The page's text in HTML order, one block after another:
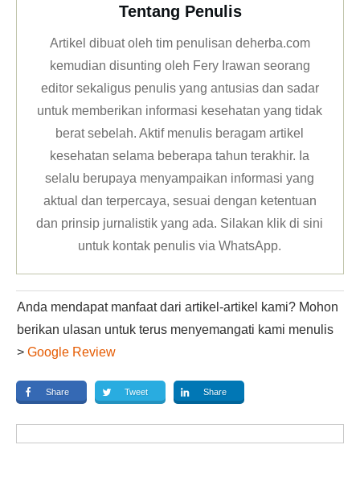
Tentang Penulis
Artikel dibuat oleh tim penulisan deherba.com
kemudian disunting oleh Fery Irawan seorang
editor sekaligus penulis yang antusias dan sadar
untuk memberikan informasi kesehatan yang tidak
berat sebelah. Aktif menulis beragam artikel
kesehatan selama beberapa tahun terakhir. Ia
selalu berupaya menyampaikan informasi yang
aktual dan terpercaya, sesuai dengan ketentuan
dan prinsip jurnalistik yang ada. Silakan klikdi sini
untuk kontak penulis via WhatsApp.
Anda mendapat manfaat dari artikel-artikel kami? Mohon
berikan ulasan untuk terus menyemangati kami menulis
> Google Review
Share Tweet Share